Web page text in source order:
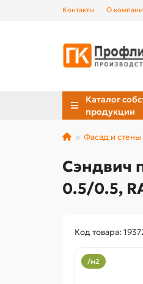
Контакты О
Каталог
продукции
Фасад и стены
Сэндвич
0.5/0.5,
Код товара:
/м2